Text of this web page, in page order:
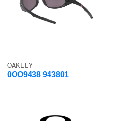
OAKLEY
0OO9438 943801